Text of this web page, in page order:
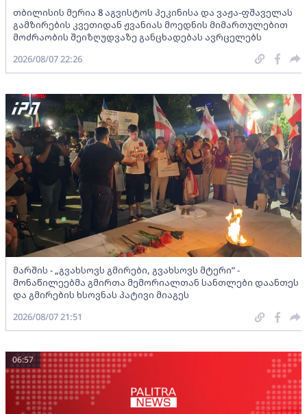
თბილისის მერია 8 აგვისტოს პეკინისა და ვაჟა-ფშაველას
გამზირების კვეთიდან ჟვანიას მოედნის მიმართულებით
მოძრაობის შეიზღუდვაზე განცხადებას ავრცელებს
2026/08/07 22:26
მარშის - „გვახსოვს გმირები, გვახსოვს მტერი” -
მონაწილეებმა გმირთა მემორიალთან სანთლები დაანთეს
და გმირების ხსოვნას პატივი მიაგეს
2026/08/07 21:51
06:57